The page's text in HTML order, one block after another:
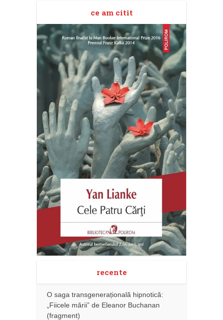
ce am citit
recente
O saga transgenerațională hipnotică:
„Fiicele mării” de Eleanor Buchanan
(fragment)